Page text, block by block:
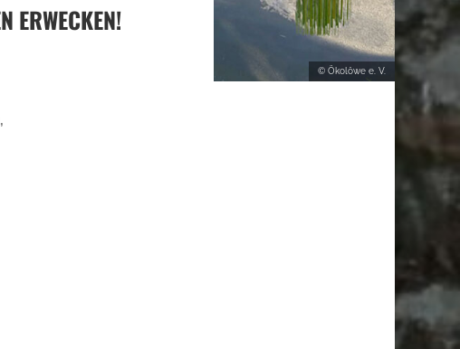
© Ökolöwe e. V.
ERWECKEN!